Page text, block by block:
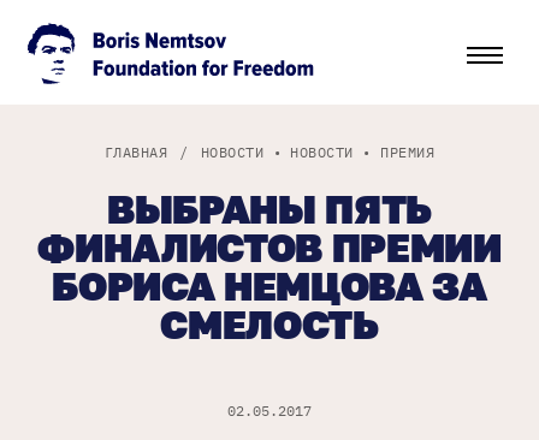
ГЛАВНАЯ / НОВОСТИ • НОВОСТИ • ПРЕМИЯ
ВЫБРАНЫ ПЯТЬ
ФИНАЛИСТОВ ПРЕМИИ
БОРИСА НЕМЦОВА ЗА
СМЕЛОСТЬ
02.05.2017